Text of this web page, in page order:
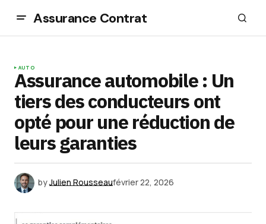
Assurance Contrat
AUTO
Assurance automobile : Un
tiers des conducteurs ont
opté pour une réduction de
leurs garanties
byJulien Rousseaufévrier 22, 2026